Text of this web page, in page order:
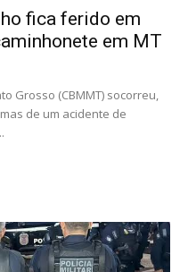
fica ferido em
em MT
Grosso (CBMMT) socorreu,
de um acidente de